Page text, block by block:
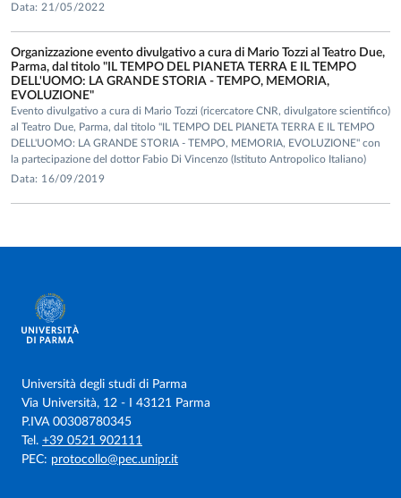
collaboration with UFRN (funding: Parma University).
2021: Research project “Geological and seismotectonic
study of the Santa Maria del taro dam, Parma, Italy”
(funding 30000 euro, Tirreno Power SpA, Italy).
2021-2023: Research project “Earthquake cycle in shallow
Education, University and Research – MIUR).
2024-2026: PRISM: research activity on compressive
SCIENTIFIC COLLABORATIONS, SERVICE AND
EDITORIAL ACTIVITIES
Data: 21/05/2022
Organizzazione evento divulgativo a cura di Mario Tozzi al Teatro Due,
Parma, dal titolo "IL TEMPO DEL PIANETA TERRA E IL TEMPO
DELL'UOMO: LA GRANDE STORIA - TEMPO, MEMORIA,
EVOLUZIONE"
Evento divulgativo a cura di Mario Tozzi (ricercatore CNR, divulgatore scientifico)
al Teatro Due, Parma, dal titolo "IL TEMPO DEL PIANETA TERRA E IL TEMPO
DELL'UOMO: LA GRANDE STORIA - TEMPO, MEMORIA, EVOLUZIONE" con
la partecipazione del dottor Fabio Di Vincenzo (Istituto Antropolico Italiano)
Data: 16/09/2019
Università degli studi di Parma
Via Università, 12 - I 43121 Parma
P.IVA 00308780345
Tel. +39 0521 902111
PEC: protocollo@pec.unipr.it